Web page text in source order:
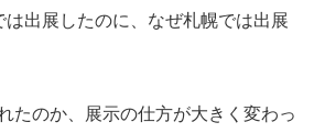
は出展したのに、なぜ札幌では出展
たのか、展示の仕方が大きく変わっ